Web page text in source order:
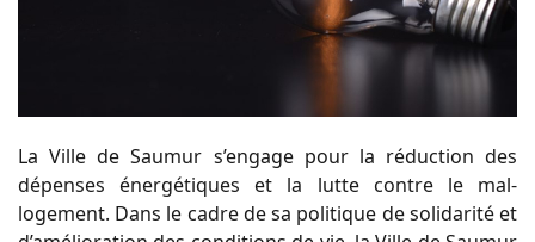
La Ville de Saumur s’engage pour la réduction des
dépenses énergétiques et la lutte contre le mal-
logement. Dans le cadre de sa politique de solidarité et